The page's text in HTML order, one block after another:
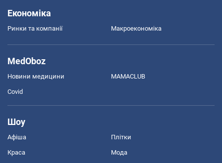
Економіка
Ринки та компанії Макроекономіка
MedOboz
Новини медицини MAMACLUB
Covid
Шоу
Афіша Плітки
Краса Мода